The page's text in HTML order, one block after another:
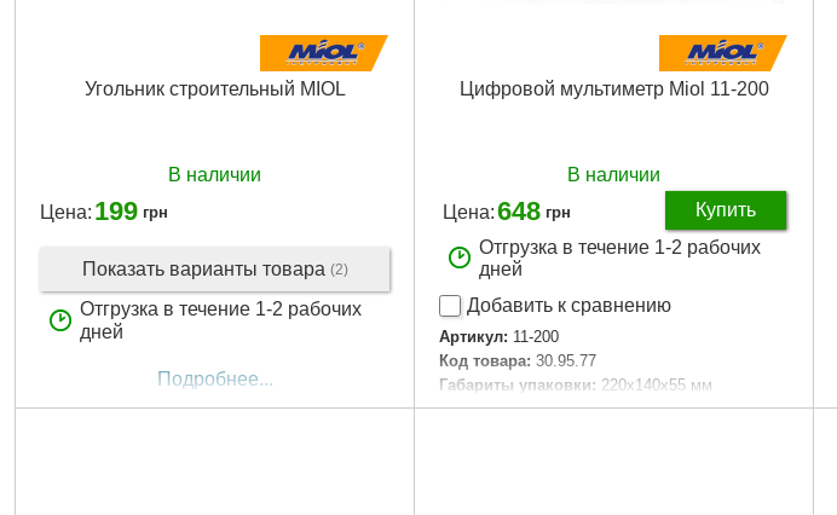
Угольник строительный MIOL
В наличии
Цена: 199 грн
Показать варианты товара (2)
Отгрузка в течение 1-2 рабочих
дней
Подробнее...
Цифровой мультиметр Miol 11-200
В наличии
Цена:648 грн
Купить
Отгрузка в течение 1-2 рабочих
дней
Добавить к сравнению
Артикул: 11-200
Код товара: 30.95.77
Габариты упаковки: 220x140x55 мм
Вес брутто: 480 г